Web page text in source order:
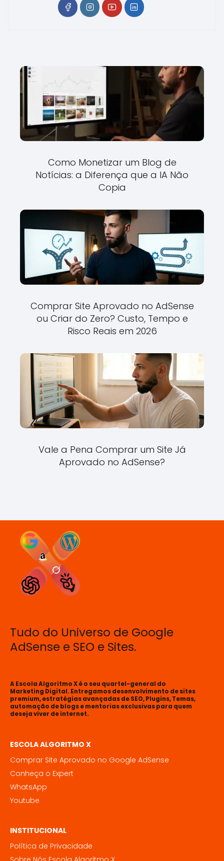
Como Monetizar um Blog de
Notícias: a Diferença que a IA Não
Copia
Comprar Site Aprovado no AdSense
ou Criar do Zero? Custo, Tempo e
Risco Reais em 2026
Vale a Pena Comprar um Site Já
Aprovado no AdSense?
Tudo do Universo de Google
AdSense e SEO e Sites.
A Escola Algoritmo X é o seu quartel-general do
Marketing Digital. Entregamos desenvolvimento de sites
premium, estratégias avançadas de SEO, Plugins, Temas,
automação de blogs e mentorias exclusivas para quem
deseja viver de internet.
ESCOLA ALGORITMO X
Comprar Site Aprovado no Google AdSense
Conheça o Expert
WhatsApp
Youtube
INSTITUCIONAL
Política de Privacidade